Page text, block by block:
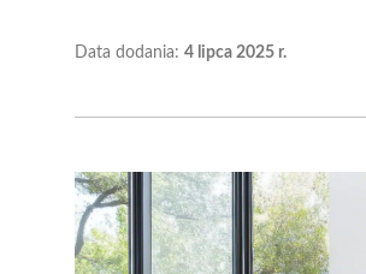
Data dodania: 4 lipca 2025 r.